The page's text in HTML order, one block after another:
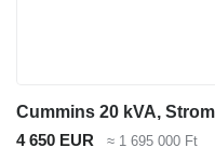
Cummins 20 kVA,
4 650 EUR
≈ 1 695 000 Ft